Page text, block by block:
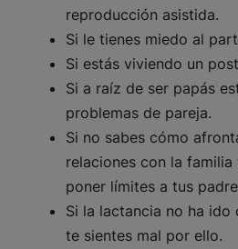
reproducción asistida.
Si le tienes miedo al
Si estás viviendo un
Si a raíz de ser papás
problemas de pareja.
Si no sabes cómo
relaciones con la
poner límites a tus
Si la lactancia no ha ido
te sientes mal por ello.